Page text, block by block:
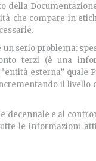
della
che compare in
serio problema:
terzi (è una
esterna” quale
il livello
decennale e al
le informazioni